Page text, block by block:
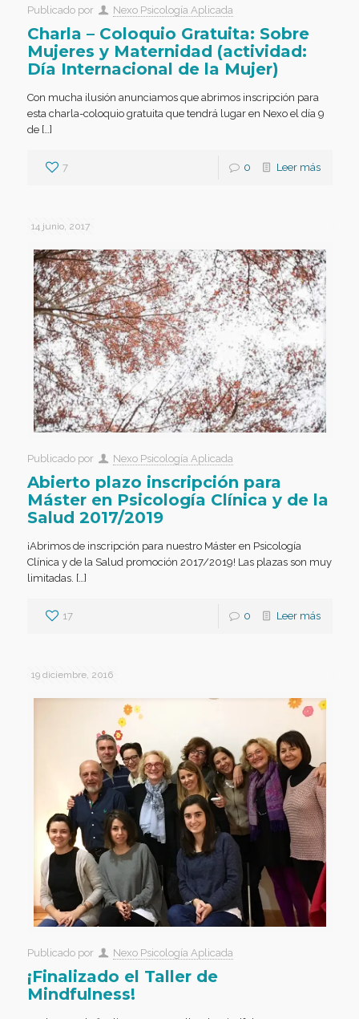
Publicado por Nexo Psicología Aplicada
Charla – Coloquio Gratuita: Sobre
Mujeres y Maternidad (actividad:
Día Internacional de la Mujer)
Con mucha ilusión anunciamos que abrimos inscripción para
esta charla-coloquio gratuita que tendrá lugar en Nexo el día 9
de […]
7 0 Leer más
14 junio, 2017
Publicado por Nexo Psicología Aplicada
Abierto plazo inscripción para
Máster en Psicología Clínica y de la
Salud 2017/2019
¡Abrimos de inscripción para nuestro Máster en Psicología
Clínica y de la Salud promoción 2017/2019! Las plazas son muy
limitadas. […]
17 0 Leer más
19 diciembre, 2016
Publicado por Nexo Psicología Aplicada
¡Finalizado el Taller de
Mindfulness!